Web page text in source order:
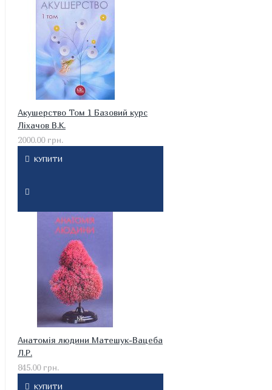
Акушерство Том 1 Базовий курс
Ліхачов В.К.
2000.00 грн.
КУПИТИ
Анатомія людини Матешук-Вацеба
Л.Р.
845.00 грн.
КУПИТИ